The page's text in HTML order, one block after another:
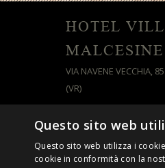
HOTEL
MALCESINE
VIA NAVENE VECCHIA,
(VR)
© HTTPS://.VILLALISA.INFO
P.IVA 03084810237
COOKIE POLICY
Questo sito web
Questo sito web utilizza i
cookie in conformità con la